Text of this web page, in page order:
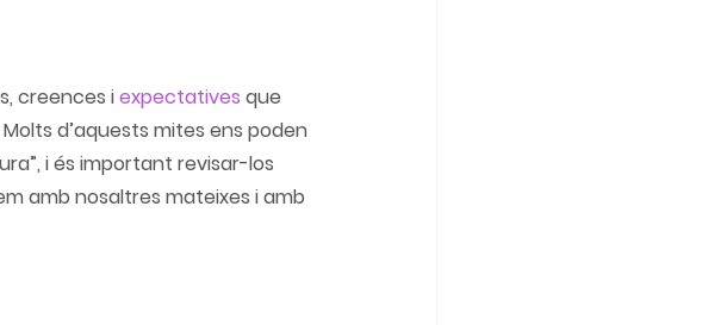
creences i expectatives que
d’aquests mites ens poden
i és important revisar-los
amb nosaltres mateixes i amb